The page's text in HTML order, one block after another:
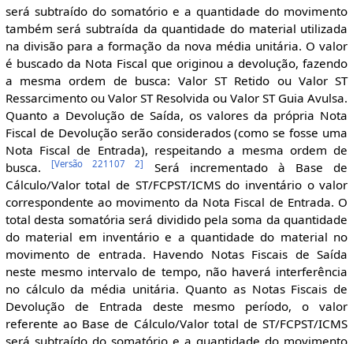
será subtraído do somatório e a quantidade do movimento
também será subtraída da quantidade do material utilizada
na divisão para a formação da nova média unitária. O valor
é buscado da Nota Fiscal que originou a devolução, fazendo
a mesma ordem de busca: Valor ST Retido ou Valor ST
Ressarcimento ou Valor ST Resolvida ou Valor ST Guia Avulsa.
Quanto a Devolução de Saída, os valores da própria Nota
Fiscal de Devolução serão considerados (como se fosse uma
Nota Fiscal de Entrada), respeitando a mesma ordem de
busca.
[Versão 221107 2]
Será incrementado à Base de
Cálculo/Valor total de ST/FCPST/ICMS do inventário o valor
correspondente ao movimento da Nota Fiscal de Entrada. O
total desta somatória será dividido pela soma da quantidade
do material em inventário e a quantidade do material no
movimento de entrada. Havendo Notas Fiscais de Saída
neste mesmo intervalo de tempo, não haverá interferência
no cálculo da média unitária. Quanto as Notas Fiscais de
Devolução de Entrada deste mesmo período, o valor
referente ao Base de Cálculo/Valor total de ST/FCPST/ICMS
será subtraído do somatório e a quantidade do movimento